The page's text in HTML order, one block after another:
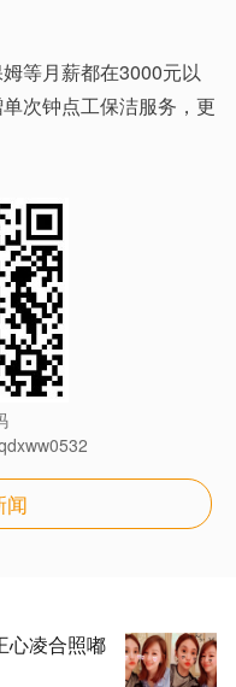
等月薪都在3000元以
次钟点工保洁服务，更
闻
心凌合照嘟